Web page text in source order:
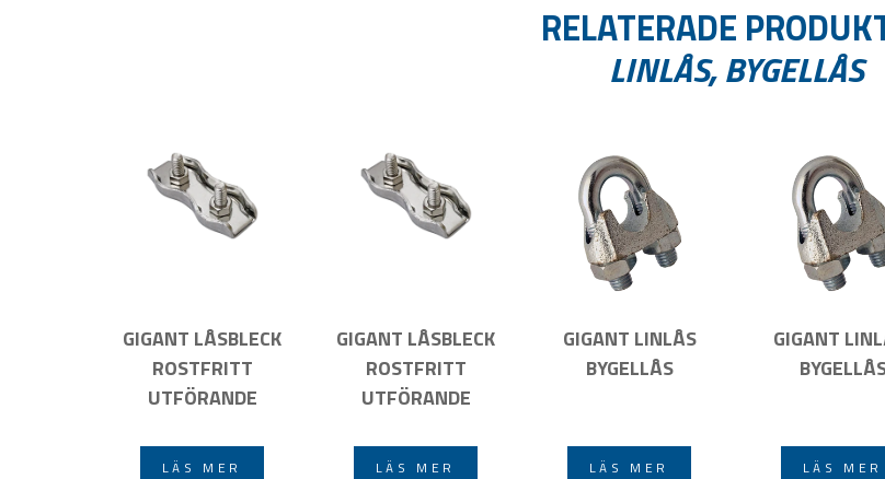
RELATERADE
LINLÅS, BYGELLÅS
GIGANT LÅSBLECK
ROSTFRITT
UTFÖRANDE
LÄS MER
GIGANT LÅSBLECK
ROSTFRITT
UTFÖRANDE
LÄS MER
GIGANT LINLÅS
BYGELLÅS
LÄS MER
GIGANT
LÄS MER